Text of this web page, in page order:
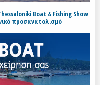
Boat & Fishing Show
προσανατολισμό